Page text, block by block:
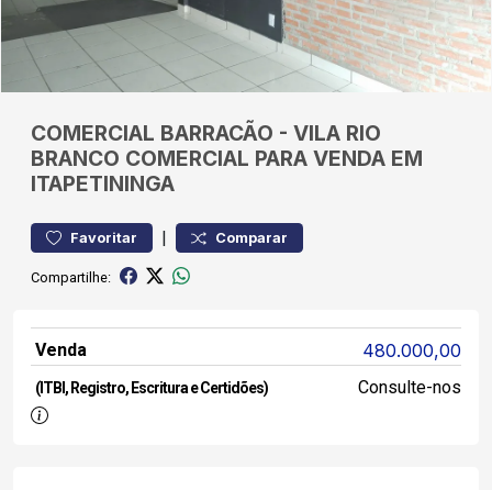
COMERCIAL BARRACÃO - VILA RIO
BRANCO COMERCIAL PARA VENDA EM
ITAPETININGA
Favoritar | Comparar
Compartilhe:
Venda 480.000,00
(ITBI, Registro, Escritura e Certidões) Consulte-nos